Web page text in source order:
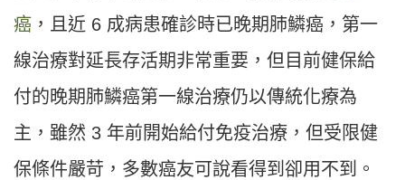
癌 ，且近 6 成病患確診時已晚期肺鱗癌，第一
線治療對延長存活期非常重要，但目前健保給
付的晚期肺鱗癌第一線治療仍以傳統化療為
主，雖然 3 年前開始給付免疫治療，但受限健
保條件嚴苛，多數癌友可說看得到卻用不到。